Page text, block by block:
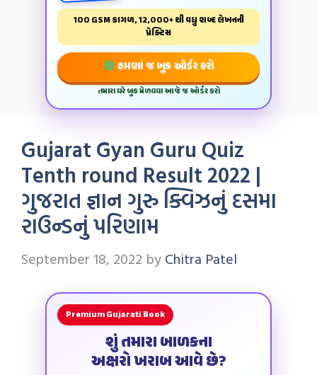
100 GSM કાગળ, 12,000+ થી વધુ શબ્દ લેખનની
પ્રેક્ટિસ
હમણાં જ બુક ઓર્ડર કરો
તમારા ઘરે બુક મેળવવા આજે જ ઓર્ડર કરો
Gujarat Gyan Guru Quiz
Tenth round Result 2022 |
ગુજરાત જ્ઞાન ગુરુ ક્વિઝનું દસમા
રાઉન્‍ડનું પરિણામ
September 18, 2022 by Chitra Patel
Premium Gujarati Book
શું તમારા બાળકના
અક્ષરો ખરાબ આવે છે?